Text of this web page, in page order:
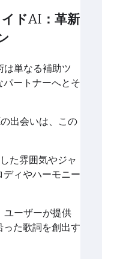
ドAI：革新
単なる補助ツ
ートナーへとそ
出会いは、この
た雰囲気やジャ
ィやハーモニー
ユーザーが提供
った歌詞を創出す